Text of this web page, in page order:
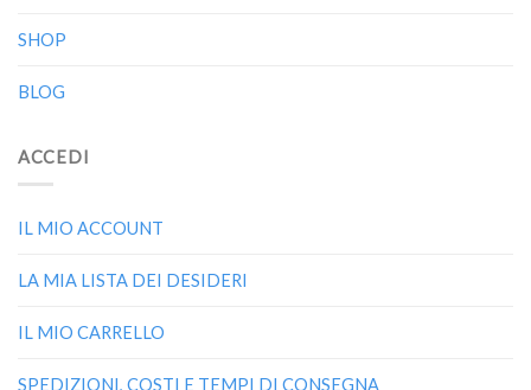
SHOP
BLOG
ACCEDI
IL MIO ACCOUNT
LA MIA LISTA DEI DESIDERI
IL MIO CARRELLO
SPEDIZIONI, COSTI E TEMPI DI CONSEGNA